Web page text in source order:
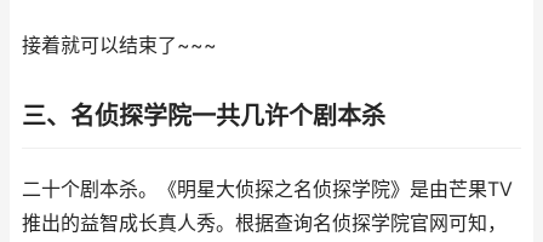
接着就可以结束了~~~
三、名侦探学院一共几许个剧本杀
二十个剧本杀。《明星大侦探之名侦探学院》是由芒果TV
推出的益智成长真人秀。根据查询名侦探学院官网可知，